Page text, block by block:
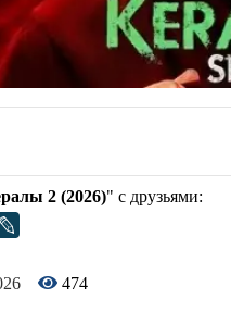
2 (2026)" с друзьями:
474